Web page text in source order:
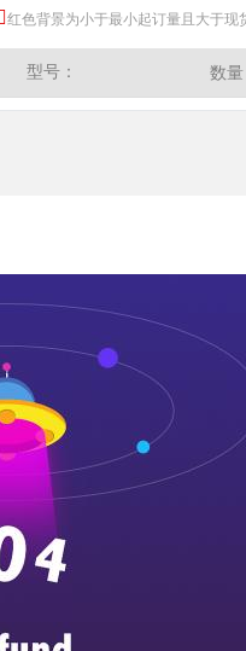
红色背景为小于最小起订量且大于现
型号： 数